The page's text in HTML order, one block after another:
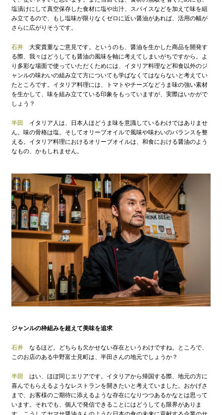
塩漬けにして真空保存した食材に塩や出汁、スパイスなどを加えて味を組
み立てるので、もし塩味が限りなくゼロに近い醤油があれば、活用の幅が
さらに広がりそうです。
石井大変貴重なご意見です。というのも、醤油を生かした商品を開発す
る際、我々はどうしても醤油の風味を軸に考えてしまいがちですから。よ
り多彩な場面で使っていただくためには、イタリア料理など和食以外のジ
ャンルの味わいの組み立て方についても学ばなくてはならないと考えてい
たところです。イタリア料理には、トマトやチーズなどうま味の強い素材
を生かして、味を組み立てている印象をもっていますが、実際はいかがで
しょう？
半田
イタリア人は、日本人ほどうま味を意識しているわけではありませ
ん。味の骨格は塩。そしてオリーブオイルで風味や味わいのバランスを整
える。イタリア料理におけるオリーブオイルは、和食における醤油のよう
なもの、かもしれません。
ジャンルの枠組みを超えて美味を追求
石井なるほど。どちらも欠かせない存在というわけですね。ところで、
このお店のある中野富士見町は、半田さんの地元でしょうか？
半田
はい、ほぼ同じエリアです。イタリアから帰国する際、地元の方に
喜んでもらえるようなレストランを開きたいと考えていました。おかげさ
まで、お客様のご期待に添えるような存在になりつつあるかなとは思って
います。それでも、個人で発信できることにはどうしても限界がありま